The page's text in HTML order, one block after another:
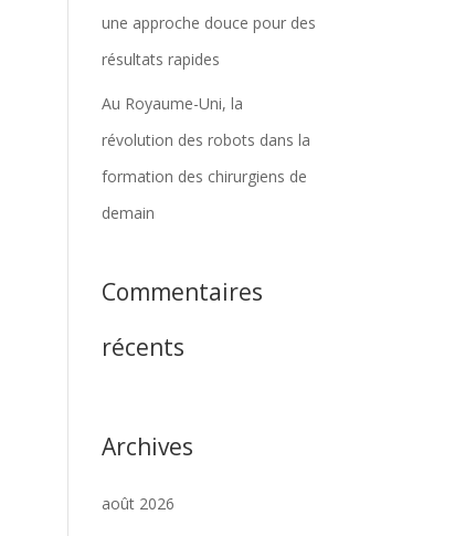
une approche douce pour des
résultats rapides
Au Royaume-Uni, la
révolution des robots dans la
formation des chirurgiens de
demain
Commentaires
récents
Archives
août 2026